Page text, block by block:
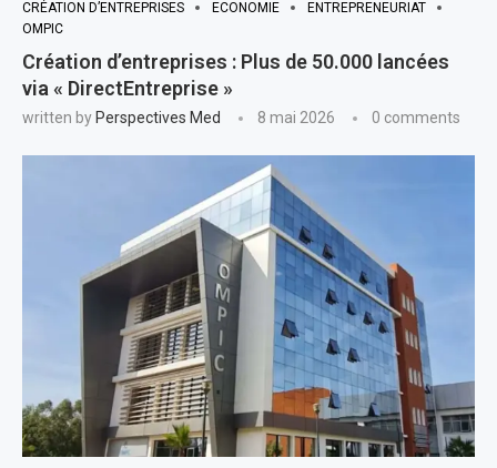
CRÉATION D’ENTREPRISES ECONOMIE
ENTREPRENEURIAT
OMPIC
Création d’entreprises : Plus de 50.000 lancées
via « DirectEntreprise »
written by Perspectives Med 8 mai 2026 0 comments